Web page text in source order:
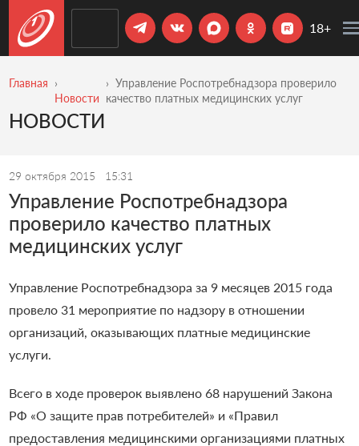
18+
Главная
Новости
Управление Роспотребнадзора проверило
качество платных медицинских услуг
НОВОСТИ
29 октября 2015 15:31
Управление Роспотребнадзора
проверило качество платных
медицинских услуг
Управление Роспотребнадзора за 9 месяцев 2015 года
провело 31 мероприятие по надзору в отношении
организаций, оказывающих платные медицинские
услуги.
Всего в ходе проверок выявлено 68 нарушений Закона
РФ «О защите прав потребителей» и «Правил
предоставления медицинскими организациями платных